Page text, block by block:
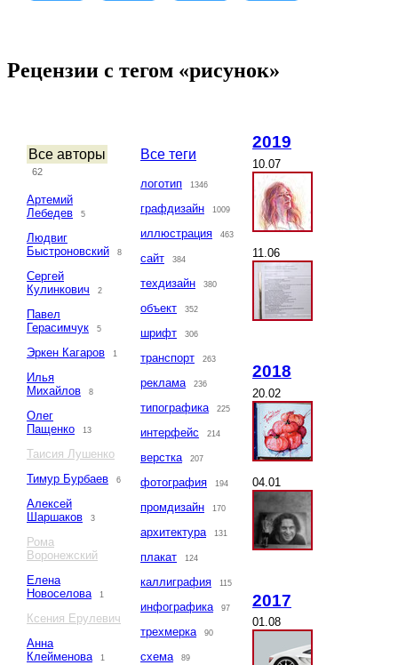
Рецензии с тегом «рисунок»
Все авторы
62
Артемий
Лебедев
5
Людвиг
Быстроновский
8
Сергей
Кулинкович
2
Павел
Герасимчук
5
Эркен Кагаров 1
Илья
Михайлов
8
Олег
Пащенко
13
Таисия Лушенко
Тимур Бурбаев
6
Алексей
Шаршаков
3
Рома
Воронежский
Елена
Новоселова
1
Ксения Ерулевич
Анна
Клейменова
1
Все теги
логотип 1346
графдизайн 1009
иллюстрация 463
сайт 384
техдизайн 380
объект 352
шрифт 306
транспорт 263
реклама 236
типографика 225
интерфейс 214
верстка 207
фотография 194
промдизайн 170
архитектура 131
плакат 124
каллиграфия 115
инфографика 97
трехмерка 90
схема 89
2019
10.07
11.06
2018
20.02
04.01
2017
01.08